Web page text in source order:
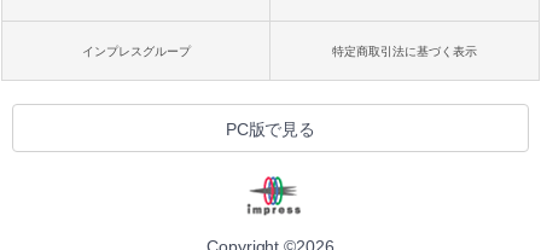
インプレスグループ 特定商取引法に基づく表示
PC版で見る